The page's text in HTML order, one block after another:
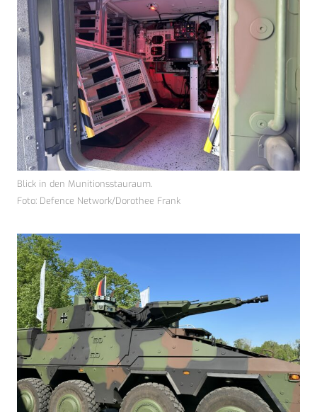
Blick in den Munitionsstauraum.
Foto: Defence Network/Dorothee Frank